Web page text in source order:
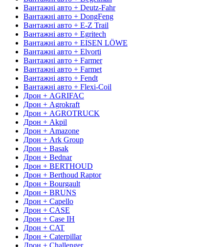
Вантажні авто + Deutz-Fahr
Вантажні авто + DongFeng
Вантажні авто + E-Z Trail
Вантажні авто + Egritech
Вантажні авто + EISEN LÖWE
Вантажні авто + Elvorti
Вантажні авто + Farmer
Вантажні авто + Farmet
Вантажні авто + Fendt
Вантажні авто + Flexi-Coil
Дрон + AGRIFAC
Дрон + Agrokraft
Дрон + AGROTRUCK
Дрон + Akpil
Дрон + Amazone
Дрон + Ark Group
Дрон + Basak
Дрон + Bednar
Дрон + BERTHOUD
Дрон + Berthoud Raptor
Дрон + Bourgault
Дрон + BRUNS
Дрон + Capello
Дрон + CASE
Дрон + Case IH
Дрон + CAT
Дрон + Caterpillar
Дрон + Challenger